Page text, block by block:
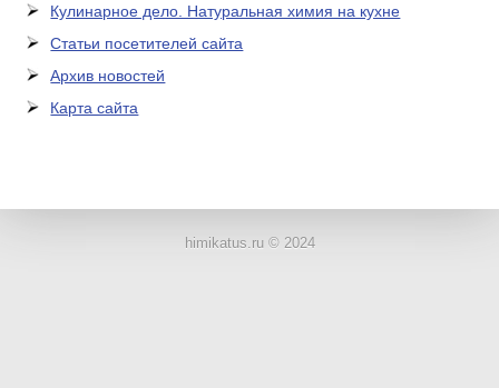
Кулинарное дело. Натуральная химия на кухне
Статьи посетителей сайта
Архив новостей
Карта сайта
himikatus.ru © 2024